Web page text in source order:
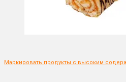
Маркировать продукты с высоким